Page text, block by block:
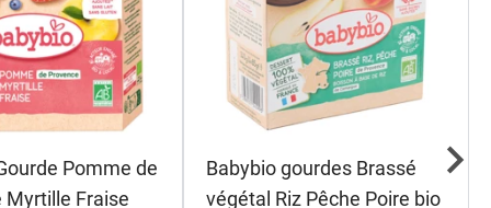
Pomme de
Myrtille Fraise
Babybio gourdes Brassé
végétal Riz Pêche Poire bio